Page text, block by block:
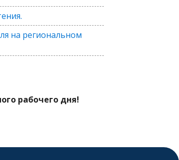
на региональном
рабочего дня!